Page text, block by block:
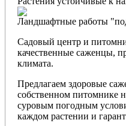
Ландшафтные работы
Садовый центр и
качественные саженцы,
климата.
Предлагаем здоровые
собственном питомнике
суровым погодным
каждом растении и